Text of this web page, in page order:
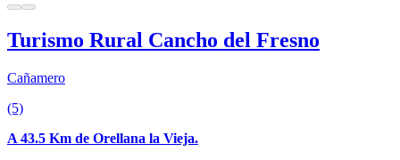
Turismo Rural Cancho del Fresno
Cañamero
(5)
A 43.5 Km de Orellana la Vieja.